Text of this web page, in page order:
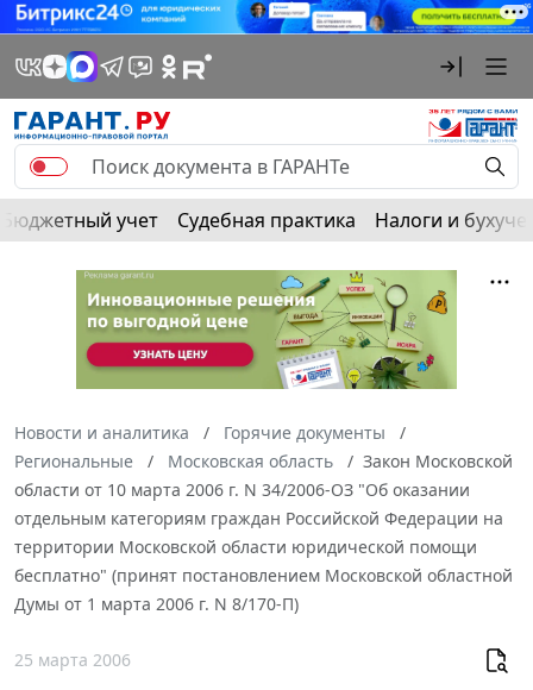
Бюджетный учет Судебная практика Налоги и
Новости и аналитика
Горячие документы
Региональные
Московская область
Закон Московской
области от 10 марта 2006 г. N 34/2006-ОЗ "Об оказании
отдельным категориям граждан Российской Федерации на
территории Московской области юридической помощи
бесплатно" (принят постановлением Московской областной
Думы от 1 марта 2006 г. N 8/170-П)
25 марта 2006